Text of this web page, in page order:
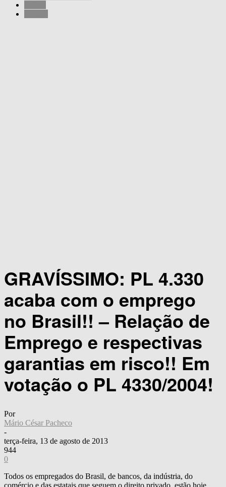
GRAVÍSSIMO: PL 4.330
acaba com o emprego
no Brasil!! – Relação de
Emprego e respectivas
garantias em risco!! Em
votação o PL 4330/2004!
Por
Mário César Pacheco
-
terça-feira, 13 de agosto de 2013
944
0
Todos os empregados do Brasil, de bancos, da indústria, do
comércio e das estatais que seguem o direito privado, estão hoje,